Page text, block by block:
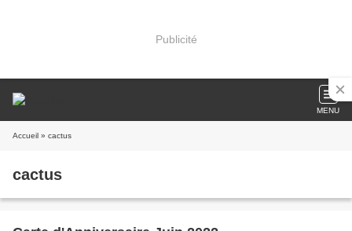
Publicité
MENU
Accueil » cactus
cactus